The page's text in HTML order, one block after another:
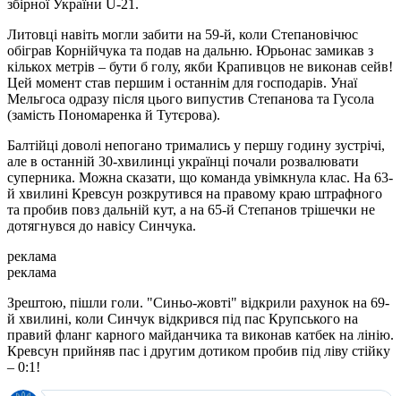
збірної України U-21.
Литовці навіть могли забити на 59-й, коли Степановічюс
обіграв Корнійчука та подав на дальню. Юрьонас замикав з
кількох метрів – бути б голу, якби Крапивцов не виконав сейв!
Цей момент став першим і останнім для господарів. Унаї
Мельгоса одразу після цього випустив Степанова та Гусола
(замість Пономаренка й Тутєрова).
Балтійці доволі непогано тримались у першу годину зустрічі,
але в останній 30-хвилинці українці почали розвалювати
суперника. Можна сказати, що команда увімкнула клас. На 63-
й хвилині Кревсун розкрутився на правому краю штрафного
та пробив повз дальній кут, а на 65-й Степанов трішечки не
дотягнувся до навісу Синчука.
реклама
реклама
Зрештою, пішли голи. "Синьо-жовті" відкрили рахунок на 69-
й хвилині, коли Синчук відкрився під пас Крупського на
правий фланг карного майданчика та виконав катбек на лінію.
Кревсун прийняв пас і другим дотиком пробив під ліву стійку
– 0:1!